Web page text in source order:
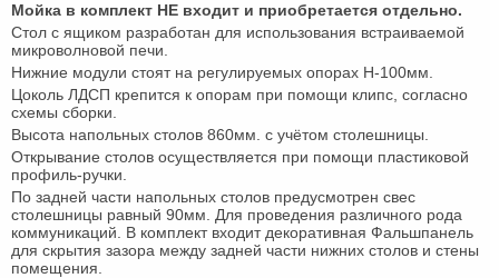
Мойка в комплект НЕ входит и приобретается отдельно.
Стол с ящиком разработан для использования встраиваемой
микроволновой печи.
Нижние модули стоят на регулируемых опорах H-100мм.
Цоколь ЛДСП крепится к опорам при помощи клипс, согласно
схемы сборки.
Высота напольных столов 860мм. с учётом столешницы.
Открывание столов осуществляется при помощи пластиковой
профиль-ручки.
По задней части напольных столов предусмотрен свес
столешницы равный 90мм. Для проведения различного рода
коммуникаций. В комплект входит декоративная Фальшпанель
для скрытия зазора между задней части нижних столов и стены
помещения.